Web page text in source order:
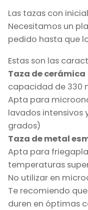
Las tazas con
Necesitamos un
pedido hasta que
Estas son las
Taza de cerámica
capacidad de 330
Apta para
lavados intensivos
grados)
Taza de metal
Apta para
temperaturas
No utilizar en
Te recomiendo
duren en óptimas